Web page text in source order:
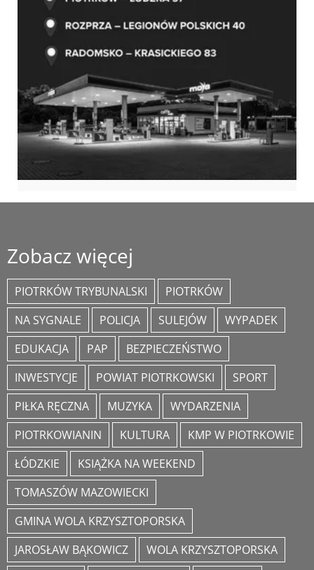
Zobacz więcej
PIOTRKÓW TRYBUNALSKI
PIOTRKÓW
NA SYGNALE
POLICJA SULEJÓW
WYPADEK
EDUKACJA
PAP
BEZPIECZEŃSTWO
INWESTYCJE
POWIAT PIOTRKOWSKI
SPORT
PIŁKA RĘCZNA
MUZYKA
WYDARZENIA
PIOTRKOWIANIN
KULTURA
KMP W PIOTRKOWIE
ŁÓDZKIE
KSIĄŻKA NA WEEKEND
TOMASZÓW MAZOWIECKI
GMINA WOLA KRZYSZTOPORSKA
JAROSŁAW BĄKOWICZ
WOLA KRZYSZTOPORSKA